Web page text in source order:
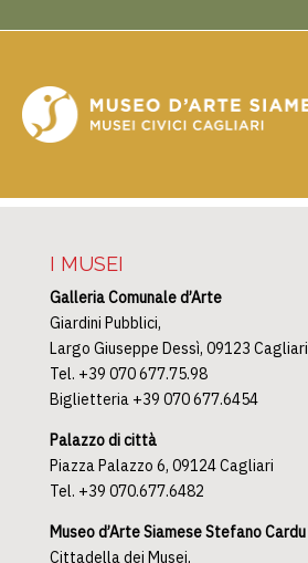
I MUSEI
Galleria Comunale d’Arte
Giardini Pubblici,
Largo Giuseppe Dessì, 09123 Cagliari
Tel. +39 070 677.75.98
Biglietteria +39 070 677.6454
Palazzo di città
Piazza Palazzo 6, 09124 Cagliari
Tel. +39 070.677.6482
Museo d’Arte Siamese Stefano Cardu
Cittadella dei Musei,